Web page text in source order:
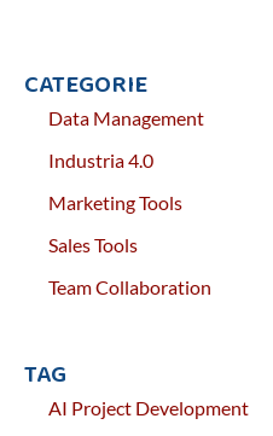
CATEGORIE
Data Management
Industria 4.0
Marketing Tools
Sales Tools
Team Collaboration
TAG
AI Project Development